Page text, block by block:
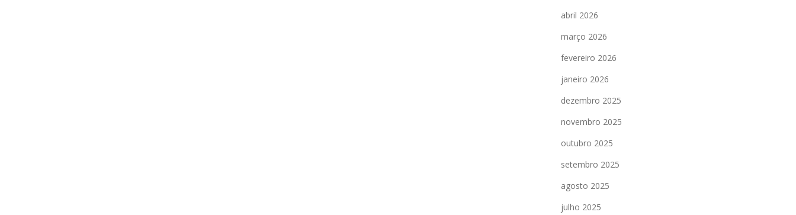
abril 2026
março 2026
fevereiro 2026
janeiro 2026
dezembro 2025
novembro 2025
outubro 2025
setembro 2025
agosto 2025
julho 2025